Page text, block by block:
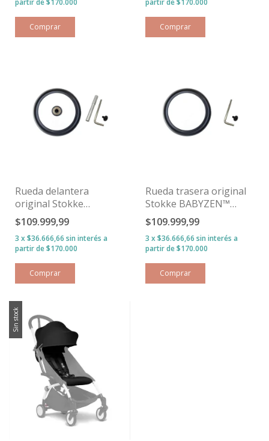
Rueda delantera
original Stokke
BABYZEN™ YOYO²
$109.999,99
3 x$36.666,66 sin interés
Rueda trasera original
Stokke BABYZEN™
YOYO²
$109.999,99
3 x$36.666,66 sin interés
Sin stock